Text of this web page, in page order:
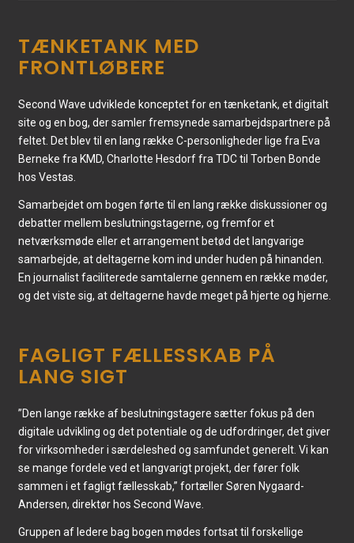
TÆNKETANK MED
FRONTLØBERE
Second Wave udviklede konceptet for en tænketank, et digitalt
site og en bog, der samler fremsynede samarbejdspartnere på
feltet. Det blev til en lang række C-personligheder lige fra Eva
Berneke fra KMD, Charlotte Hesdorf fra TDC til Torben Bonde
hos Vestas.
Samarbejdet om bogen førte til en lang række diskussioner og
debatter mellem beslutningstagerne, og fremfor et
netværksmøde eller et arrangement betød det langvarige
samarbejde, at deltagerne kom ind under huden på hinanden.
En journalist faciliterede samtalerne gennem en række møder,
og det viste sig, at deltagerne havde meget på hjerte og hjerne.
FAGLIGT FÆLLESSKAB PÅ
LANG SIGT
”Den lange række af beslutningstagere sætter fokus på den
digitale udvikling og det potentiale og de udfordringer, det giver
for virksomheder i særdeleshed og samfundet generelt. Vi kan
se mange fordele ved et langvarigt projekt, der fører folk
sammen i et fagligt fællesskab,” fortæller Søren Nygaard-
Andersen, direktør hos Second Wave.
Gruppen af ledere bag bogen mødes fortsat til forskellige